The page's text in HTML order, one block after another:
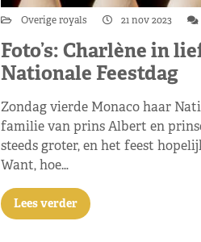
Overige royals 21 nov 2023
Foto’s: Charlène in
Nationale Feestdag
Zondag vierde Monaco haar
familie van prins Albert en
steeds groter, en het feest
Want, hoe…
Lees verder